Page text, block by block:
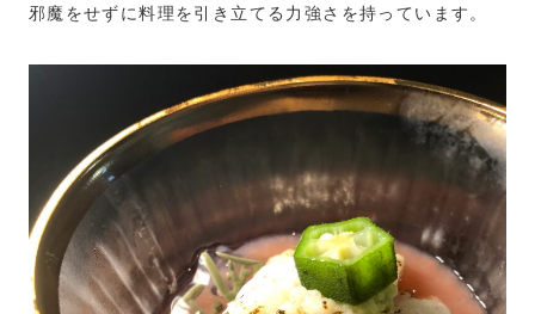
邪魔をせずに料理を引き立てる力強さを持っています。